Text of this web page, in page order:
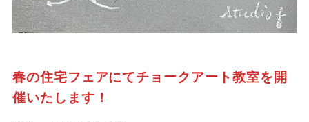
春の住宅フェアにてチョークアート教室を開
催いたします！